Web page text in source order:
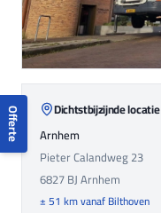
Dichtstbijzijnde locatie
Arnhem
Pieter Calandweg 23
6827 BJArnhem
± 51 km vanaf Bilthoven
Offerte